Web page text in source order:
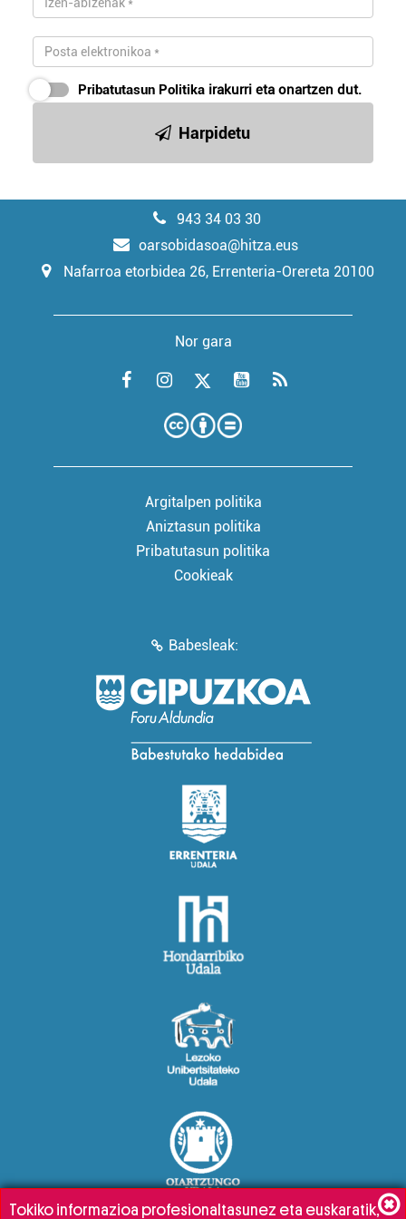
Pribatutasun Politika irakurri eta onartzen dut.
Harpidetu
943 34 03 30
oarsobidasoa@hitza.eus
Nafarroa etorbidea 26, Errenteria-Orereta 20100
Nor gara
Argitalpen politika
Aniztasun politika
Pribatutasun politika
Cookieak
Babesleak:
Tokiko informazioa profesionaltasunez eta euskaratik,